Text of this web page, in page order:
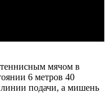
теннисным мячом в
6 метров 40
подачи, а мишень